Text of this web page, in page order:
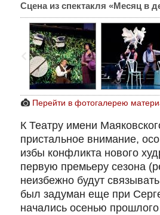
Сцена из спектакля «Месяц в
Перейти в фотогалерею
К Театру имени
пристальное внимание,
избы конфликта нового
первую премьеру сезона
неизбежно будут
был задуман еще при
начались осенью